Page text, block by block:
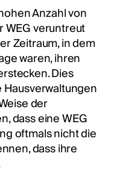
Anzahl von
WEG veruntreut
Zeitraum, in dem
waren, ihren
Dies
der
dass eine WEG
oftmals nicht die
dass ihre